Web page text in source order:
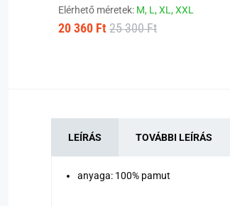
Elérhető méretek: M, L,XL,XXL
20 360 Ft 25 300 Ft
LEÍRÁS TOVÁBBI LEÍRÁS
anyaga: 100% pamut